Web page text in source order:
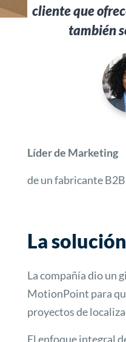
cliente que
también
Líder de Marketing
de un fabricante
La solución
La compañía dio un
MotionPoint para
proyectos de
El enfoque integral